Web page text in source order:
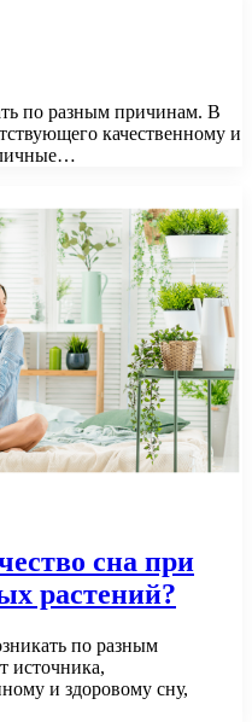
по разным причинам. В
качественному и
сна при
растений?
по разным
источника,
и здоровому сну,